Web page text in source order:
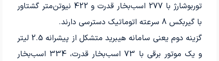
توربوشارژ با 277 اسب‌بخار قدرت و 422 نیوتن‌متر گشتاور
با گیربکس 8 سرعته اتوماتیک دسترسی دارند.
گزینه دوم یعنی سامانه هیبرید متشکل از پیشرانه 2.5 لیتر
و یک موتور برقی با 73 اسب‌بخار قدرت، 334 اسب‌بخار